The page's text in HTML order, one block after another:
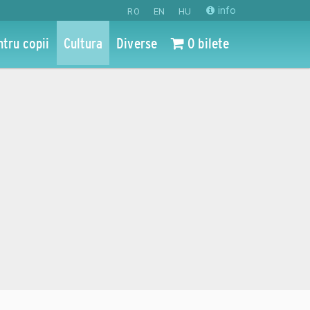
RO EN HU info
copii Cultura Diverse 0 bilete